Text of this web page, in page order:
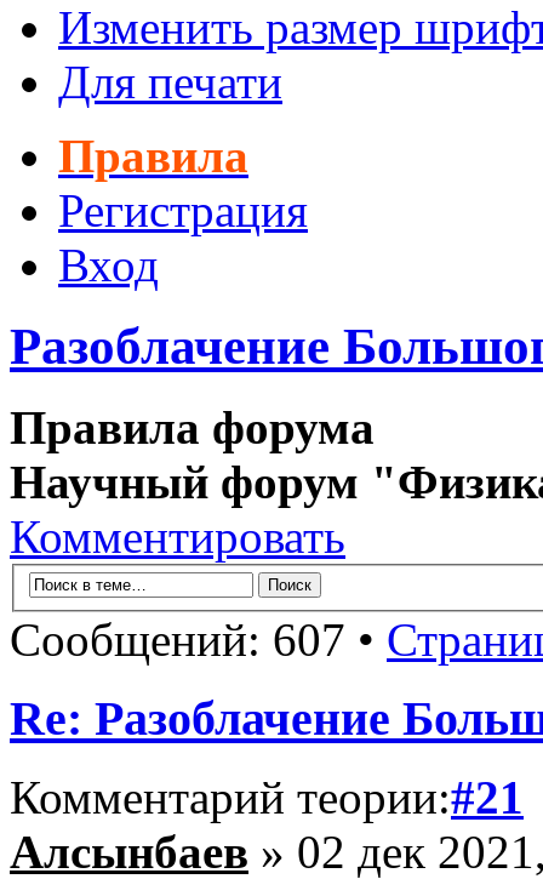
Изменить размер
Для печати
Правила
Регистрация
Вход
Разоблачение
Правила форума
Научный форум
Комментировать
Сообщений: 607 •
Re: Разоблачение
Комментарий теории:#21
Алсынбаев » 02 дек